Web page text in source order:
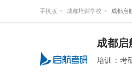
手机版 > 成都培训学校 > 成都启
成都启
培训：考